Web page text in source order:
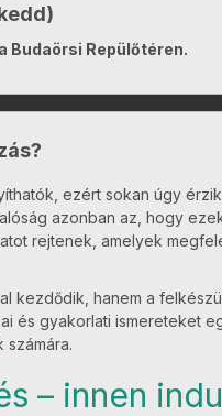
Budaörsi Repülőtéren.
ezért sokan úgy
azonban az, hogy
rejtenek, amelyek
kezdődik, hanem a
és gyakorlati ismereteket
számára.
– innen